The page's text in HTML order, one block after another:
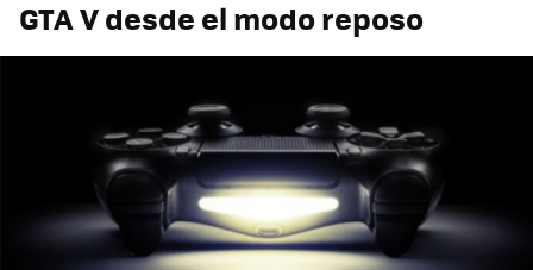
GTA V desde el modo reposo